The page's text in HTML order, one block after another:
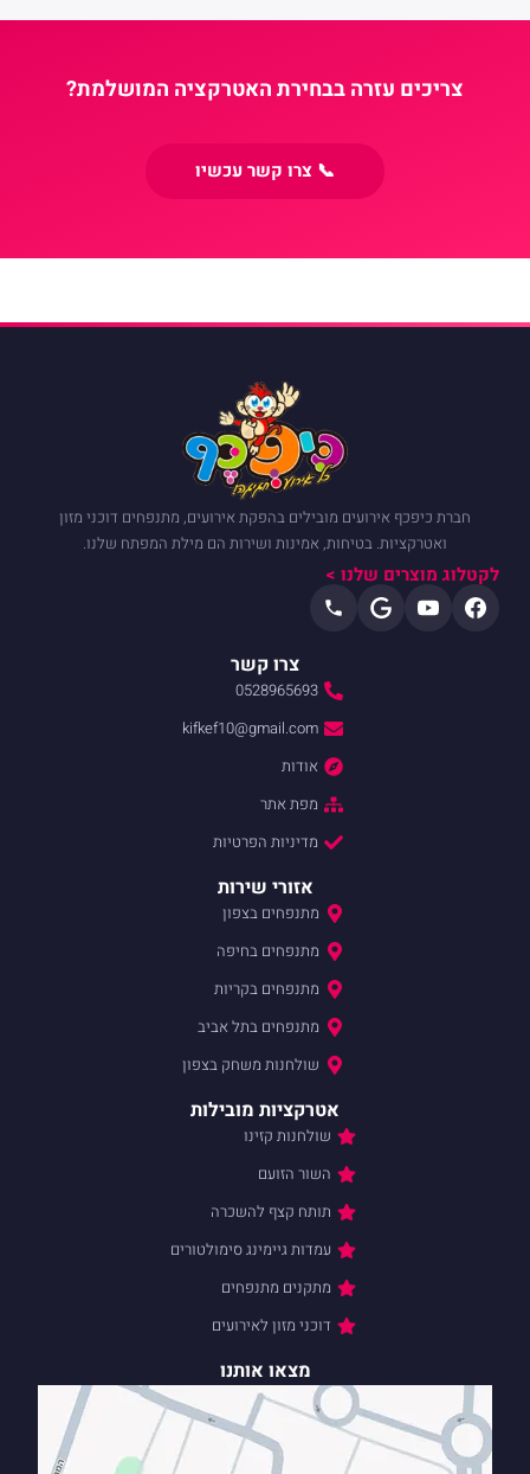
צריכים עזרה בבחירת האטרקציה המושלמת?
📞 צרו קשר עכשיו
חברת כיפכף אירועים מובילים בהפקת אירועים, מתנפחים דוכני מזון
ואטרקציות. בטיחות, אמינות ושירות הם מילת המפתח שלנו.
לקטלוג מוצרים שלנו >
צרו קשר
0528965693
kifkef10@gmail.com
אודות
מפת אתר
מדיניות הפרטיות
אזורי שירות
מתנפחים בצפון
מתנפחים בחיפה
מתנפחים בקריות
מתנפחים בתל אביב
שולחנות משחק בצפון
אטרקציות מובילות
שולחנות קזינו
השור הזועם
תותח קצף להשכרה
עמדות גיימינג סימולטורים
מתקנים מתנפחים
דוכני מזון לאירועים
מצאו אותנו